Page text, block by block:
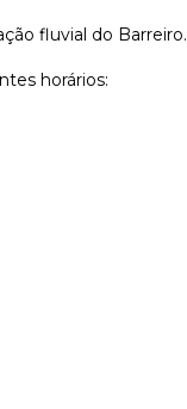
fluvial do Barreiro.
horários: